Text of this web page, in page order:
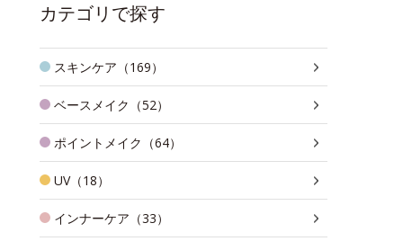
カテゴリで探す
スキンケア（169）
ベースメイク（52）
ポイントメイク（64）
UV（18）
インナーケア（33）